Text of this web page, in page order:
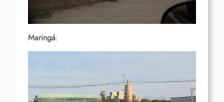
Maringá: